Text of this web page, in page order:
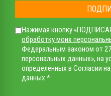
Нажимая кнопку
обработку моих
Федеральным законом от
персональных данных», на
определенных в Согласии
данных *